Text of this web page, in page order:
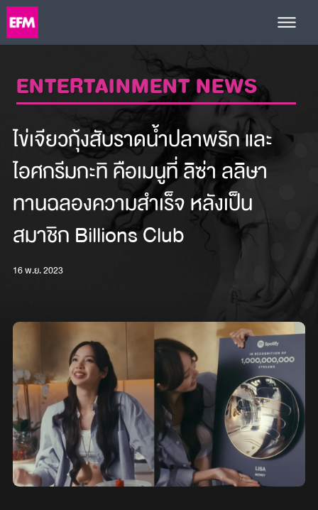
ENTERTAINMENT NEWS
ไข่เจียวกุ้งสับราดน้ำปลาพริก และ
ไอศกรีมกะทิ คือเมนูที่ ลิซ่า ลลิษา
ทานฉลองความสำเร็จ หลังเป็น
สมาชิก Billions Club
16 พ.ย. 2023